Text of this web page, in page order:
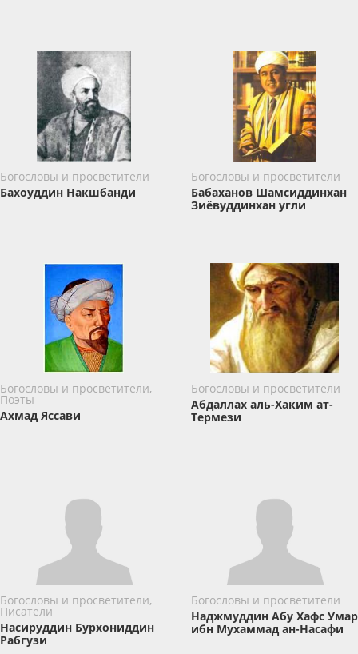
Богословы и просветители
Бахоуддин Накшбанди
Богословы и просветители
Бабаханов Шамсиддинхан
Зиёвуддинхан угли
Богословы и просветители,
Поэты
Ахмад Яссави
Богословы и просветители
Абдаллах аль-Хаким ат-
Термези
Богословы и просветители,
Писатели
Насируддин Бурхониддин
Рабгузи
Богословы и просветители
Наджмуддин Абу Хафс Умар
ибн Мухаммад ан-Насафи